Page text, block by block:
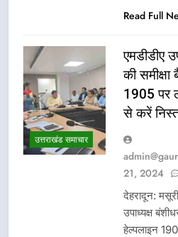
Read Full
उत्तराखंड समाचार
एमडीडीए
की
1905 पर
से करें
21, 2024
देहरादून:
उपाध्यक्ष
हेल्पलाइन